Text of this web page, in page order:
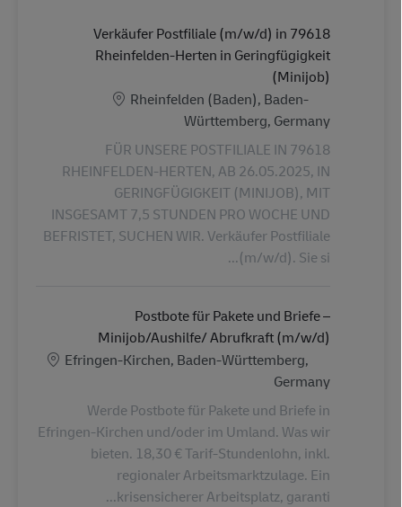
Verkäufer Postfiliale (m/w/d) in 79618
Rheinfelden-Herten in Geringfügigkeit
(Minijob)
الموقع
Rheinfelden (Baden), Baden-
Württemberg, Germany
FÜR UNSERE POSTFILIALE IN 79618
RHEINFELDEN-HERTEN, AB 26.05.2025, IN
GERINGFÜGIGKEIT (MINIJOB), MIT
INSGESAMT 7,5 STUNDEN PRO WOCHE UND
BEFRISTET, SUCHEN WIR. Verkäufer Postfiliale
(m/w/d). Sie si...
Postbote für Pakete und Briefe –
Minijob/Aushilfe/ Abrufkraft (m/w/d)
الموقع
Efringen-Kirchen, Baden-Württemberg,
Germany
Werde Postbote für Pakete und Briefe in
Efringen-Kirchen und/oder im Umland. Was wir
bieten. 18,30 € Tarif-Stundenlohn, inkl.
regionaler Arbeitsmarktzulage. Ein
krisensicherer Arbeitsplatz, garanti...